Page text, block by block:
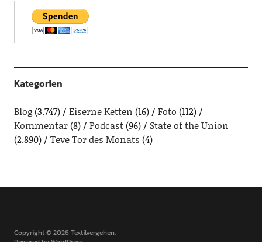
Kategorien
Blog(3.747) Eiserne Ketten (16) Foto (112)
Kommentar(8) Podcast(96)
State of the Union
(2.890)
Teve Tor des Monats (4)
Copyright © 2026 Textilvergehen